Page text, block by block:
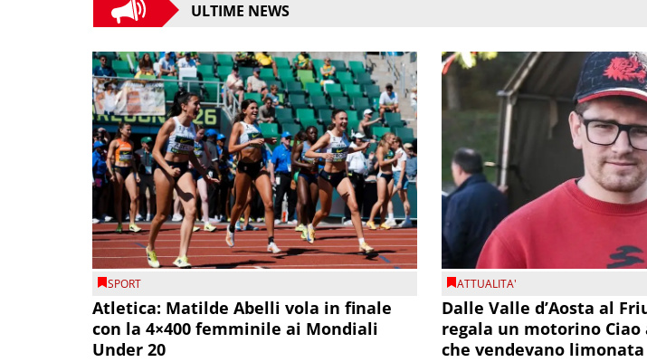
ULTIME NEWS
SPORT
Atletica: Matilde Abelli vola in finale
con la 4×400 femminile ai Mondiali
Under 20
ATTUALITA'
Dalle Valle d’Aosta al
regala un motorino Ciao
che vendevano limonata